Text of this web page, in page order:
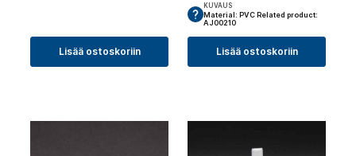
Lisää ostoskoriin
KUVAUS
Material: PVC Related product:
AJ00210
Lisää ostoskoriin